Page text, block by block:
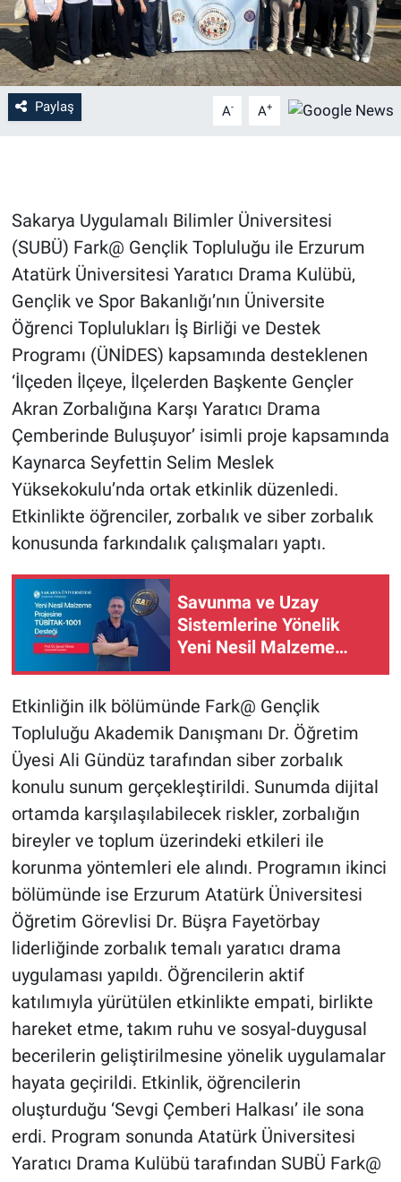
Paylaş A- A+
Sakarya Uygulamalı Bilimler Üniversitesi
(SUBÜ) Fark@ Gençlik Topluluğu ile Erzurum
Atatürk Üniversitesi Yaratıcı Drama Kulübü,
Gençlik ve Spor Bakanlığı’nın Üniversite
Öğrenci Toplulukları İş Birliği ve Destek
Programı (ÜNİDES) kapsamında desteklenen
‘İlçeden İlçeye, İlçelerden Başkente Gençler
Akran Zorbalığına Karşı Yaratıcı Drama
Çemberinde Buluşuyor’ isimli proje kapsamında
Kaynarca Seyfettin Selim Meslek
Yüksekokulu’nda ortak etkinlik düzenledi.
Etkinlikte öğrenciler, zorbalık ve siber zorbalık
konusunda farkındalık çalışmaları yaptı.
Savunma ve Uzay
Sistemlerine Yönelik
Yeni Nesil Malzeme
projesine TÜBİTAK
Etkinliğin ilk bölümünde Fark@ Gençlik
Topluluğu Akademik Danışmanı Dr. Öğretim
Üyesi Ali Gündüz tarafından siber zorbalık
konulu sunum gerçekleştirildi. Sunumda dijital
ortamda karşılaşılabilecek riskler, zorbalığın
bireyler ve toplum üzerindeki etkileri ile
korunma yöntemleri ele alındı. Programın ikinci
bölümünde ise Erzurum Atatürk Üniversitesi
Öğretim Görevlisi Dr. Büşra Fayetörbay
liderliğinde zorbalık temalı yaratıcı drama
uygulaması yapıldı. Öğrencilerin aktif
katılımıyla yürütülen etkinlikte empati, birlikte
hareket etme, takım ruhu ve sosyal-duygusal
becerilerin geliştirilmesine yönelik uygulamalar
hayata geçirildi. Etkinlik, öğrencilerin
oluşturduğu ‘Sevgi Çemberi Halkası’ ile sona
erdi. Program sonunda Atatürk Üniversitesi
Yaratıcı Drama Kulübü tarafından SUBÜ Fark@